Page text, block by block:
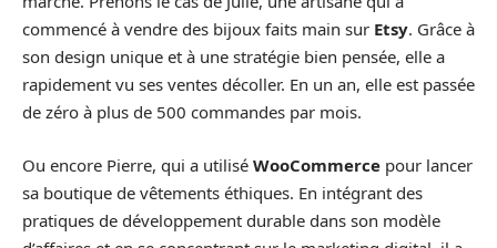
commencé à vendre des bijoux faits main sur Etsy. Grâce à
son design unique et à une stratégie bien pensée, elle a
rapidement vu ses ventes décoller. En un an, elle est passée
de zéro à plus de 500 commandes par mois.
Ou encore Pierre, qui a utilisé WooCommerce pour lancer
sa boutique de vêtements éthiques. En intégrant des
pratiques de développement durable dans son modèle